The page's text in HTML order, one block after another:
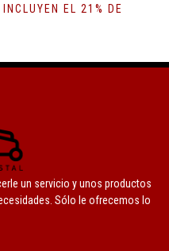
EL 21% DE
un servicio y unos productos
Sólo le ofrecemos lo